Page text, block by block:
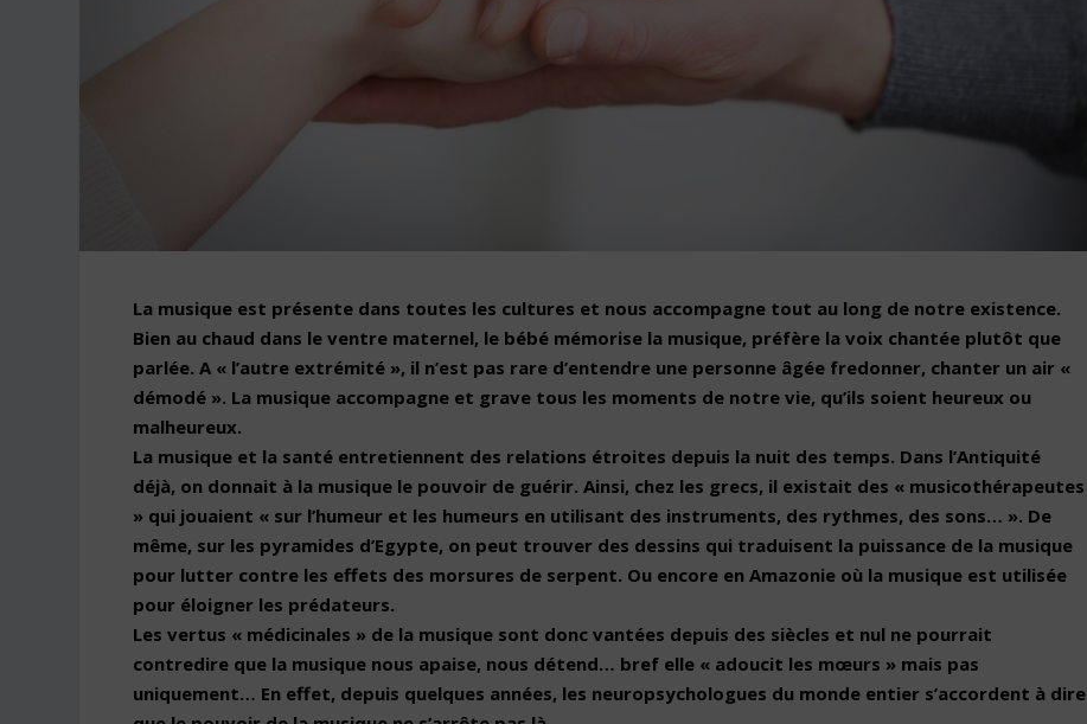
La musique est présente dans toutes les cultures et nous accompagne tout au long de notre existence.
Bien au chaud dans le ventre maternel, le bébé mémorise la musique, préfère la voix chantée plutôt que
parlée. A « l’autre extrémité », il n’est pas rare d’entendre une personne âgée fredonner, chanter un air «
démodé ». La musique accompagne et grave tous les moments de notre vie, qu’ils soient heureux ou
malheureux.
La musique et la santé entretiennent des relations étroites depuis la nuit des temps. Dans l’Antiquité
déjà, on donnait à la musique le pouvoir de guérir. Ainsi, chez les grecs, il existait des « musicothérapeutes
» qui jouaient « sur l’humeur et les humeurs en utilisant des instruments, des rythmes, des sons… ». De
même, sur les pyramides d’Egypte, on peut trouver des dessins qui traduisent la puissance de la musique
pour lutter contre les effets des morsures de serpent. Ou encore en Amazonie où la musique est utilisée
pour éloigner les prédateurs.
Les vertus « médicinales » de la musique sont donc vantées depuis des siècles et nul ne pourrait
contredire que la musique nous apaise, nous détend… bref elle « adoucit les mœurs » mais pas
uniquement… En effet, depuis quelques années, les neuropsychologues du monde entier s’accordent à dire